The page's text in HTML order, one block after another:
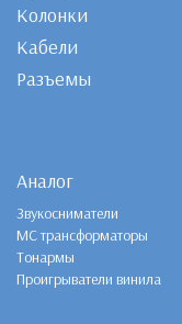
Колонки
Кабели
Разъемы
Аналог
Звукосниматели
MC трансформаторы
Тонармы
Проигрыватели винила